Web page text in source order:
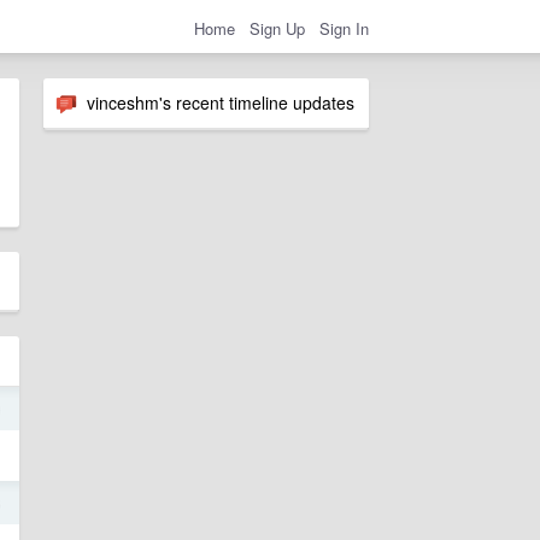
Home Sign Up Sign In
vinceshm's recent timeline updates